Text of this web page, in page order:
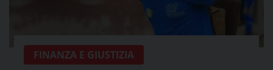
FINANZA E GIUSTIZIA